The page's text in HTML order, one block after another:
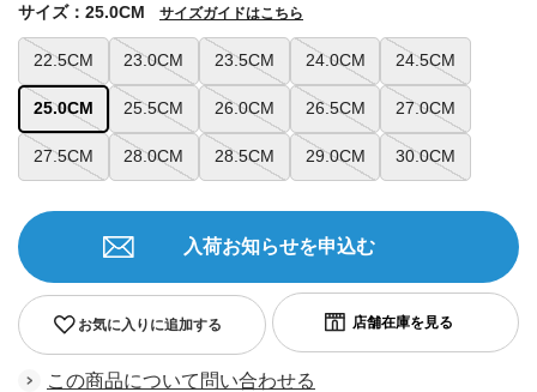
22.5CM 23.0CM 23.5CM 24.0CM 24.5CM
25.0CM 25.5CM 26.0CM 26.5CM 27.0CM
27.5CM 28.0CM 28.5CM 29.0CM 30.0CM
サイズ：25.0CM サイズガイドはこちら
お気に入りに追加する
入荷お知らせを申込む
この商品について問い合わせる